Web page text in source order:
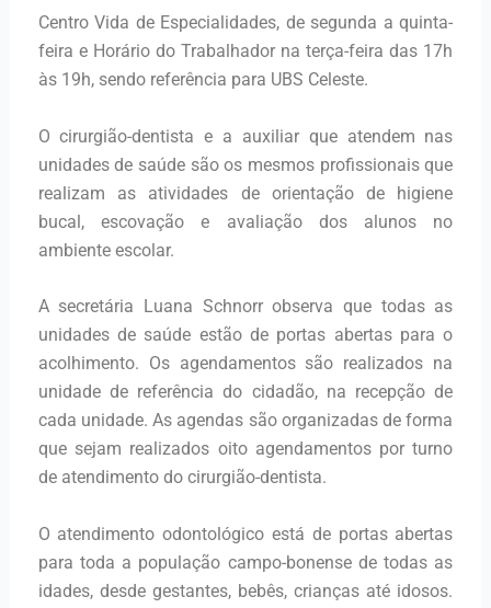
Centro Vida de Especialidades, de segunda a quinta-
feira e Horário do Trabalhador na terça-feira das 17h
às 19h, sendo referência para UBS Celeste.
O cirurgião-dentista e a auxiliar que atendem nas
unidades de saúde são os mesmos profissionais que
realizam as atividades de orientação de higiene
bucal, escovação e avaliação dos alunos no
ambiente escolar.
A secretária Luana Schnorr observa que todas as
unidades de saúde estão de portas abertas para o
acolhimento. Os agendamentos são realizados na
unidade de referência do cidadão, na recepção de
cada unidade. As agendas são organizadas de forma
que sejam realizados oito agendamentos por turno
de atendimento do cirurgião-dentista.
O atendimento odontológico está de portas abertas
para toda a população campo-bonense de todas as
idades, desde gestantes, bebês, crianças até idosos.